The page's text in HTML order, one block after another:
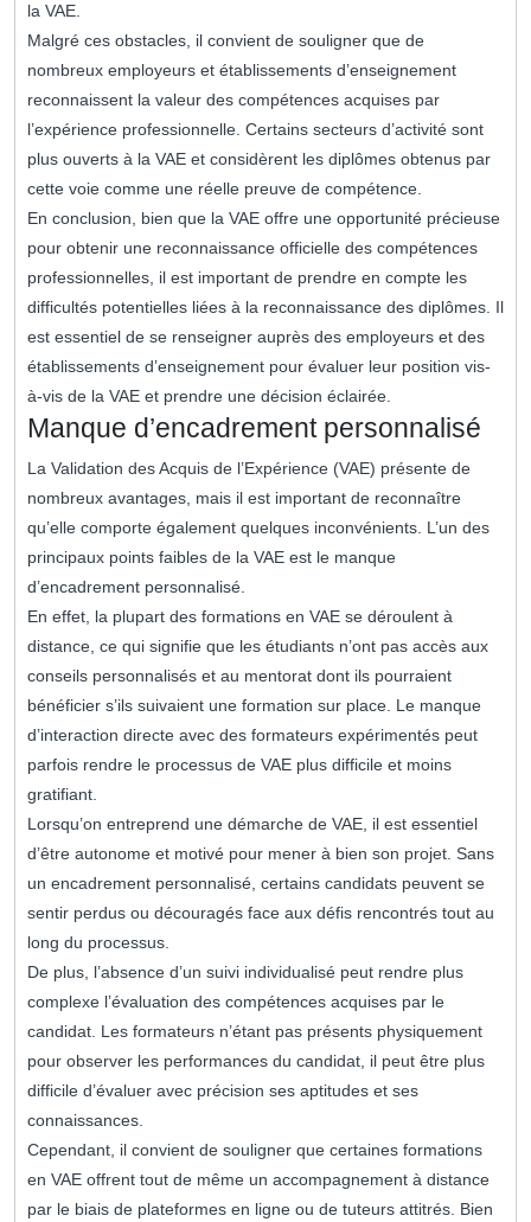
la VAE.
Malgré ces obstacles, il convient de souligner que de
nombreux employeurs et établissements d’enseignement
reconnaissent la valeur des compétences acquises par
l’expérience professionnelle. Certains secteurs d’activité sont
plus ouverts à la VAE et considèrent les diplômes obtenus par
cette voie comme une réelle preuve de compétence.
En conclusion, bien que la VAE offre une opportunité précieuse
pour obtenir une reconnaissance officielle des compétences
professionnelles, il est important de prendre en compte les
difficultés potentielles liées à la reconnaissance des diplômes. Il
est essentiel de se renseigner auprès des employeurs et des
établissements d’enseignement pour évaluer leur position vis-
à-vis de la VAE et prendre une décision éclairée.
Manque d’encadrement personnalisé
La Validation des Acquis de l’Expérience (VAE) présente de
nombreux avantages, mais il est important de reconnaître
qu’elle comporte également quelques inconvénients. L’un des
principaux points faibles de la VAE est le manque
d’encadrement personnalisé.
En effet, la plupart des formations en VAE se déroulent à
distance, ce qui signifie que les étudiants n’ont pas accès aux
conseils personnalisés et au mentorat dont ils pourraient
bénéficier s’ils suivaient une formation sur place. Le manque
d’interaction directe avec des formateurs expérimentés peut
parfois rendre le processus de VAE plus difficile et moins
gratifiant.
Lorsqu’on entreprend une démarche de VAE, il est essentiel
d’être autonome et motivé pour mener à bien son projet. Sans
un encadrement personnalisé, certains candidats peuvent se
sentir perdus ou découragés face aux défis rencontrés tout au
long du processus.
De plus, l’absence d’un suivi individualisé peut rendre plus
complexe l’évaluation des compétences acquises par le
candidat. Les formateurs n’étant pas présents physiquement
pour observer les performances du candidat, il peut être plus
difficile d’évaluer avec précision ses aptitudes et ses
connaissances.
Cependant, il convient de souligner que certaines formations
en VAE offrent tout de même un accompagnement à distance
par le biais de plateformes en ligne ou de tuteurs attitrés. Bien